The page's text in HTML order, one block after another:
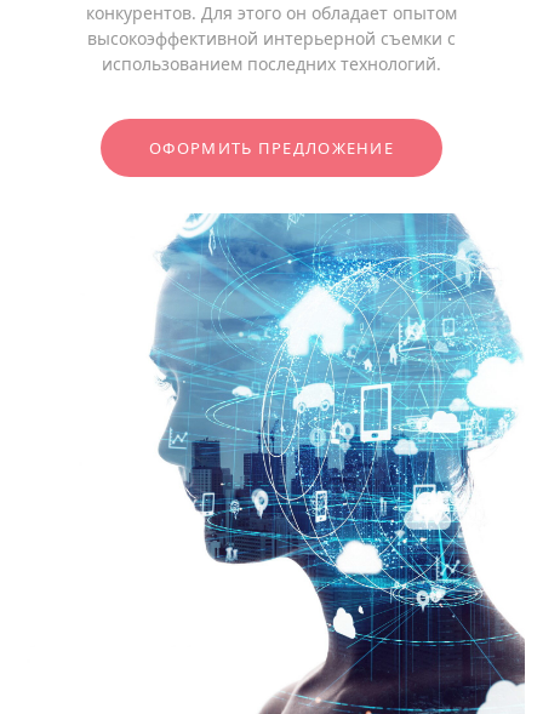
конкурентов. Для этого он обладает опытом
высокоэффективной интерьерной съемки с
использованием последних технологий.
ОФОРМИТЬ ПРЕДЛОЖЕНИЕ